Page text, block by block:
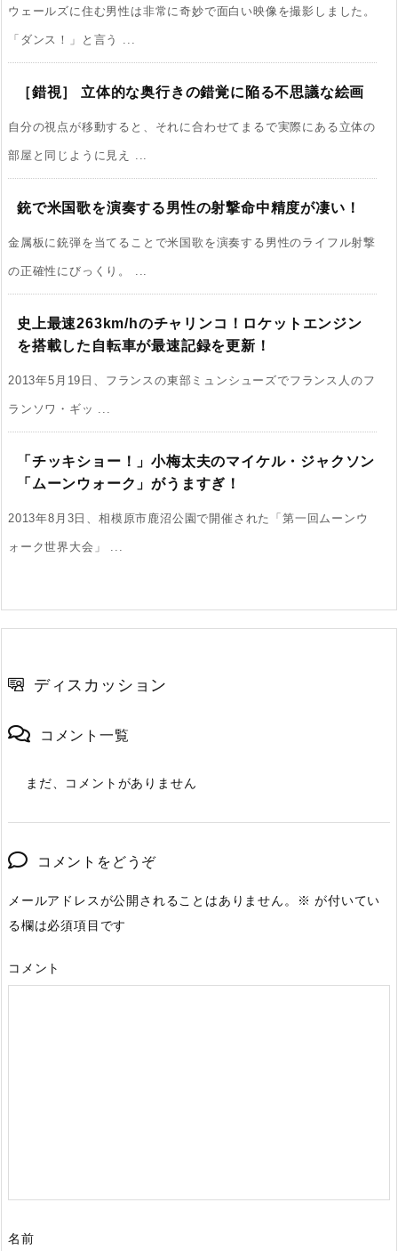
ウェールズに住む男性は非常に奇妙で面白い映像を撮影しました。
「ダンス！」と言う ...
［錯視］ 立体的な奥行きの錯覚に陥る不思議な絵画
自分の視点が移動すると、それに合わせてまるで実際にある立体の
部屋と同じように見え ...
銃で米国歌を演奏する男性の射撃命中精度が凄い！
金属板に銃弾を当てることで米国歌を演奏する男性のライフル射撃
の正確性にびっくり。 ...
史上最速263km/hのチャリンコ！ロケットエンジン
を搭載した自転車が最速記録を更新！
2013年5月19日、フランスの東部ミュンシューズでフランス人のフ
ランソワ・ギッ ...
「チッキショー！」小梅太夫のマイケル・ジャクソン
「ムーンウォーク」がうますぎ！
2013年8月3日、相模原市鹿沼公園で開催された「第一回ムーンウ
ォーク世界大会」 ...
ディスカッション
コメント一覧
まだ、コメントがありません
コメントをどうぞ
メールアドレスが公開されることはありません。 ※ が付いてい
る欄は必須項目です
コメント
名前